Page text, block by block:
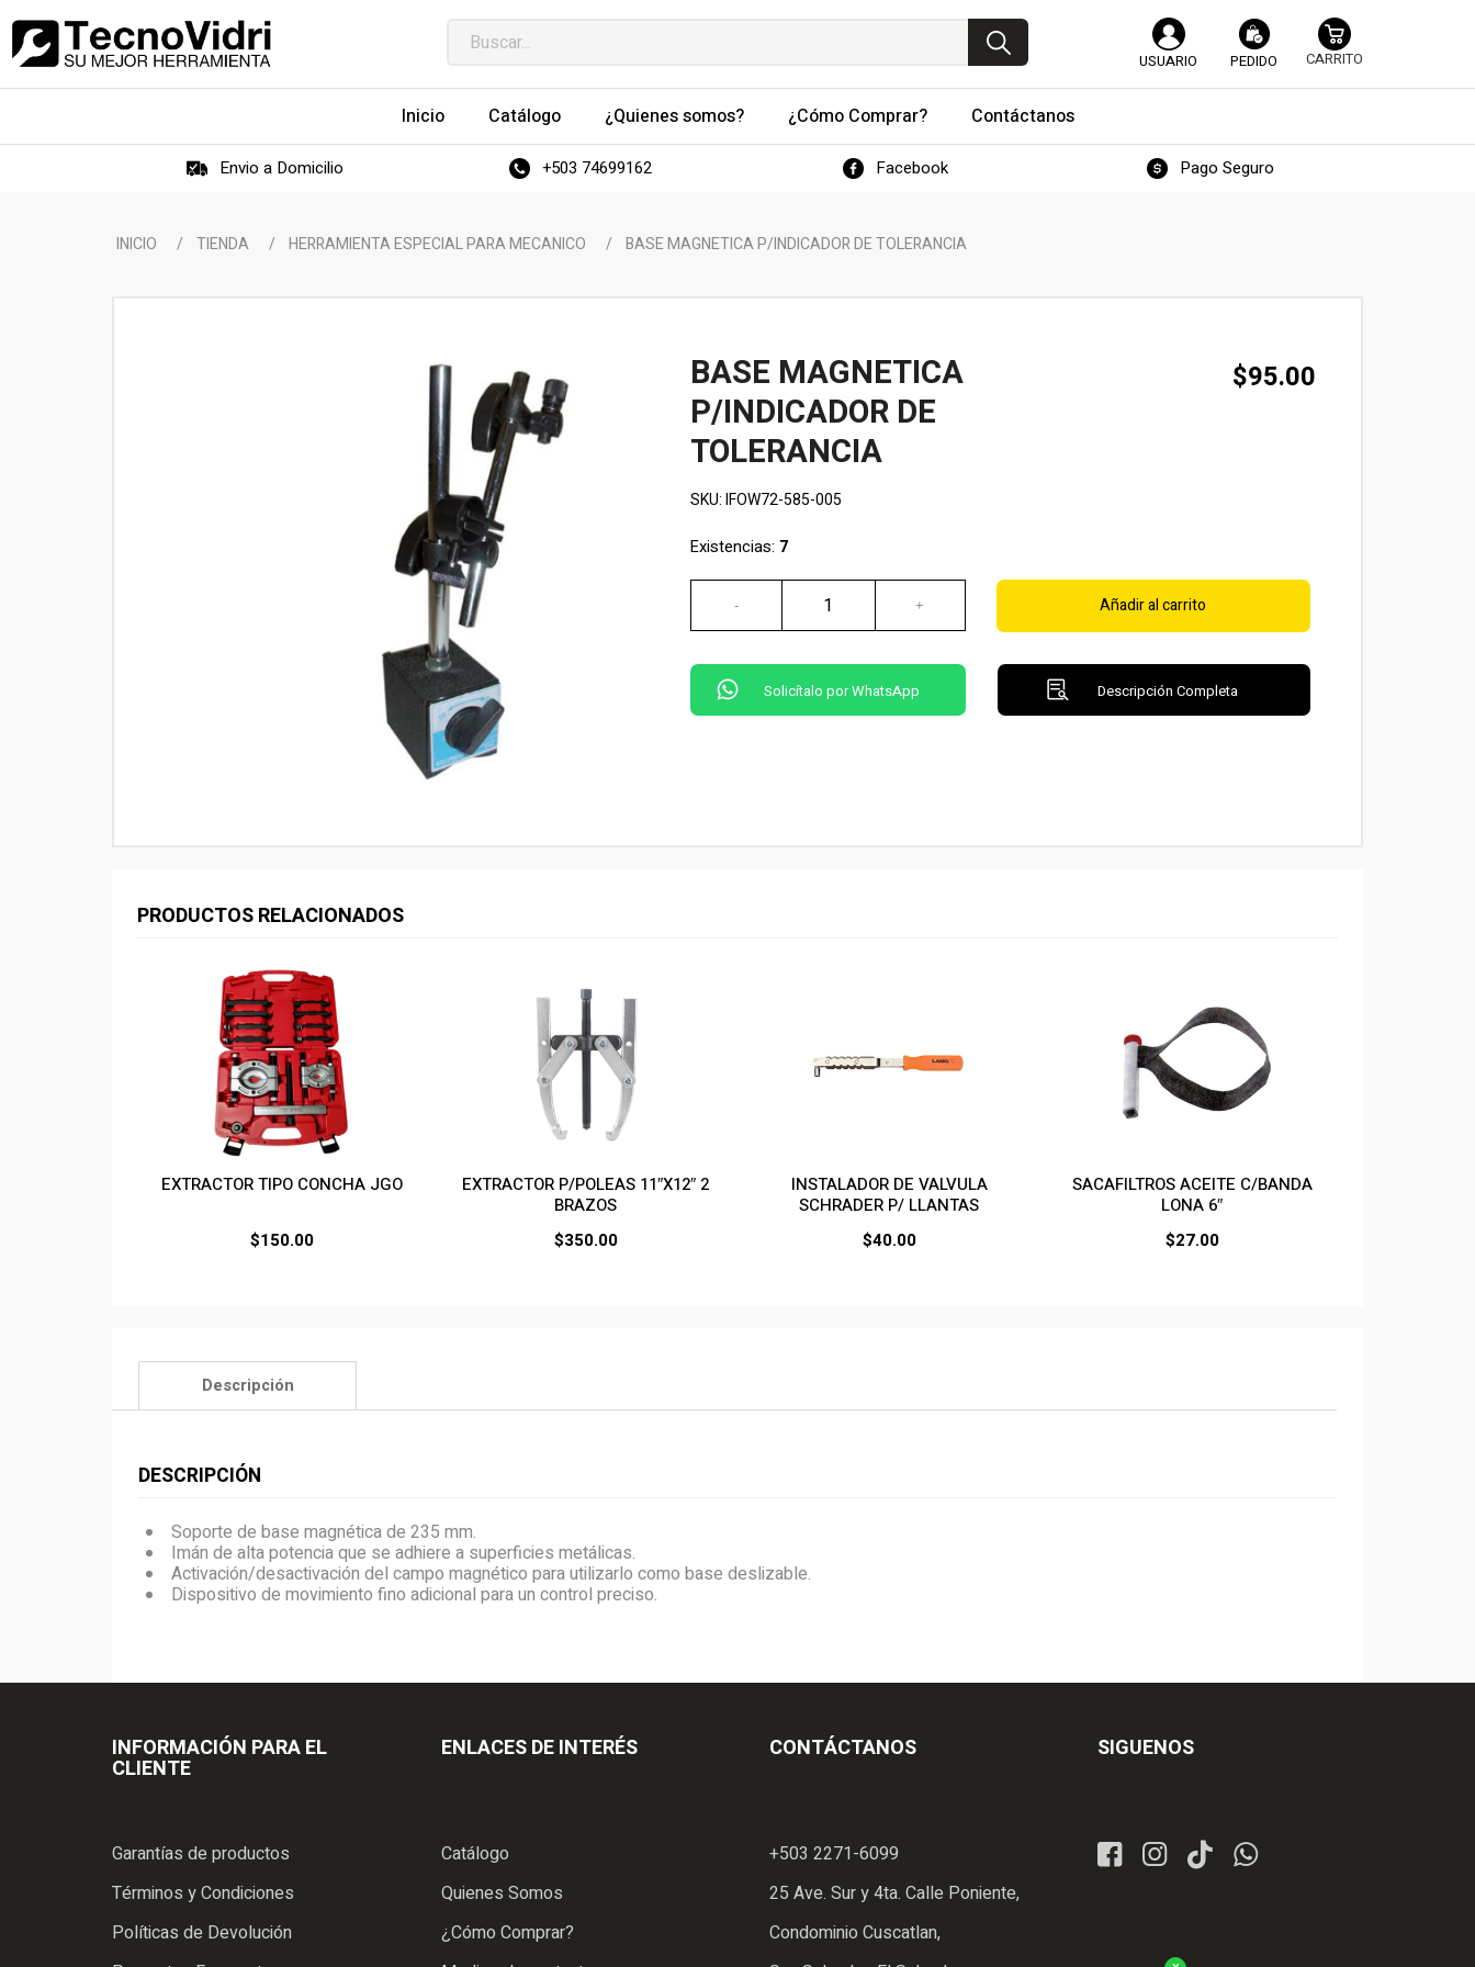
USUARIO PEDIDO
Inicio Catálogo ¿Quienes somos? ¿Cómo Comprar? Contáctanos
Envio a Domicilio +503 74699162 Facebook Pago Seguro
INICIO / TIENDA / HERRAMIENTA ESPECIAL PARA MECANICO / BASE MAGNETICA P/INDICADOR DE TOLERANCIA
BASE MAGNETICA
P/INDICADOR DE
TOLERANCIA
$95.00
SKU:IFOW72-585-005
Existencias: 7
Añadir al carrito
Solicítalo por WhatsApp Descripción Completa
PRODUCTOS RELACIONADOS
EXTRACTOR TIPO CONCHA JGO
$150.00
EXTRACTOR P/POLEAS 11″X12″ 2
BRAZOS
$350.00
INSTALADOR DE VALVULA
SCHRADER P/ LLANTAS
$40.00
SACAFILTROS ACEITE C/BANDA
LONA 6″
$27.00
Descripción
DESCRIPCIÓN
Soporte de base magnética de 235 mm.
Imán de alta potencia que se adhiere a superficies metálicas.
Activación/desactivación del campo magnético para utilizarlo como base deslizable.
Dispositivo de movimiento fino adicional para un control preciso.
INFORMACIÓN PARA EL
CLIENTE
Garantías de productos
Términos y Condiciones
Políticas de Devolución
ENLACES DE INTERÉS
Catálogo
Quienes Somos
¿Cómo Comprar?
CONTÁCTANOS
+503 2271-6099
25 Ave. Sur y 4ta. Calle Poniente,
Condominio Cuscatlan,
SIGUENOS